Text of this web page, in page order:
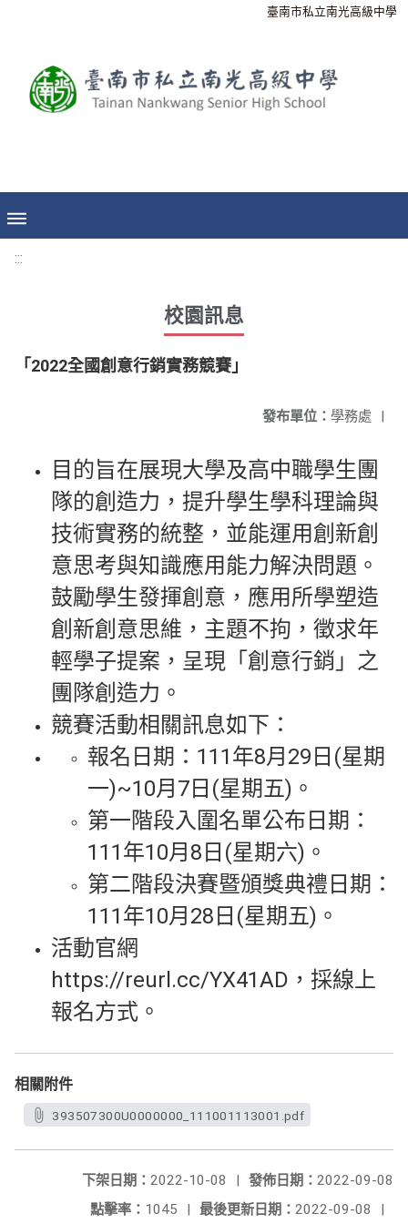
臺南市私立南光高級中學
:::
校園訊息
「2022全國創意行銷實務競賽」
發布單位： 學務處 |
目的旨在展現大學及高中職學生團
隊的創造力，提升學生學科理論與
技術實務的統整，並能運用創新創
意思考與知識應用能力解決問題。
鼓勵學生發揮創意，應用所學塑造
創新創意思維，主題不拘，徵求年
輕學子提案，呈現「創意行銷」之
團隊創造力。
競賽活動相關訊息如下：
報名日期：111年8月29日(星期
一)~10月7日(星期五)。
第一階段入圍名單公布日期：
111年10月8日(星期六)。
第二階段決賽暨頒獎典禮日期：
111年10月28日(星期五)。
活動官網
https://reurl.cc/YX41AD，採線上
報名方式。
相關附件
393507300U0000000_111001113001.pdf
發佈日期： 2022-09-08
下架日期： 2022-10-08
|
最後更新日期： 2022-09-08 |
點擊率： 1045 |